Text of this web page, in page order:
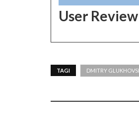
User Review
TAGI DMITRY